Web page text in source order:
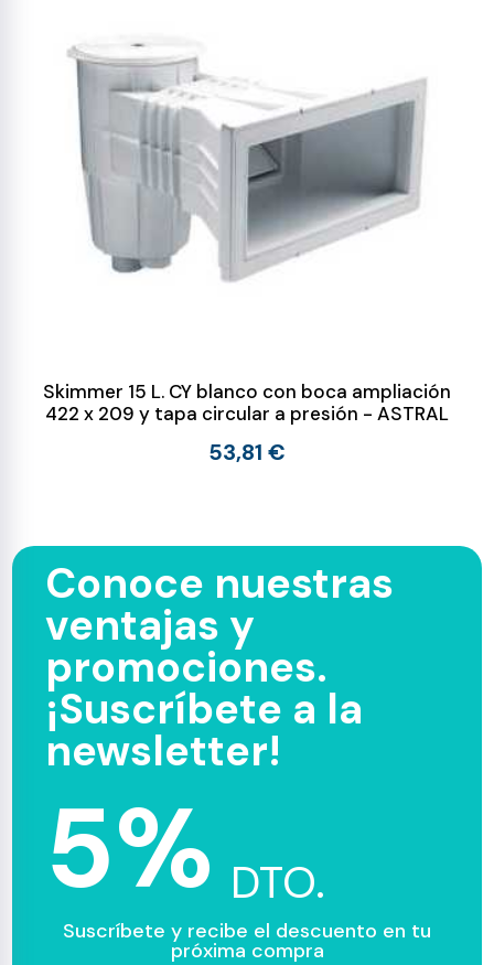
Skimmer 15 L. CY blanco con boca ampliación
422 x 209 y tapa circular a presión - ASTRAL
53,81 €
Conoce nuestras
ventajas y
promociones.
¡Suscríbete a la
newsletter!
5% DTO.
Suscríbete y recibe el descuento en tu
próxima compra